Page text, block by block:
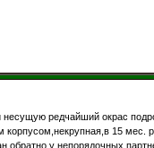
несущую редчайший окрас
корпусом,некрупная,в 15
у непорядочных